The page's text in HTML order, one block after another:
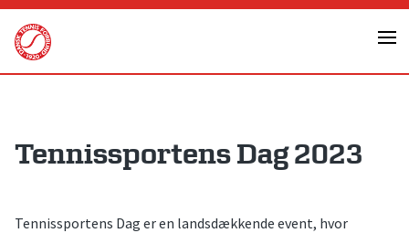
Skip
content
Tennissportens Dag 2023
Tennissportens Dag er en landsdækkende event, hvor